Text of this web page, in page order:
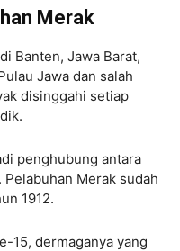
Merak
Banten, Jawa Barat,
Jawa dan salah
disinggahi setiap
penghubung antara
Pelabuhan Merak sudah
1912.
15, dermaganya yang